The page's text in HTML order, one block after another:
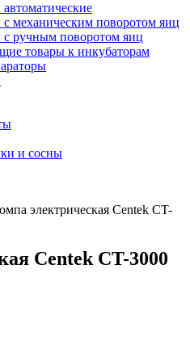
механическим поворотом яиц
ручным поворотом яиц
товары к инкубаторам
и сосны
электрическая Centek CT-
Centek CT-3000